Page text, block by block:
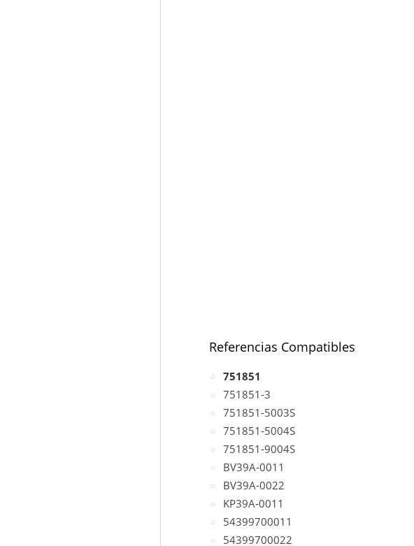
Referencias Compatibles
751851
751851-3
751851-5003S
751851-5004S
751851-9004S
BV39A-0011
BV39A-0022
KP39A-0011
54399700011
54399700022